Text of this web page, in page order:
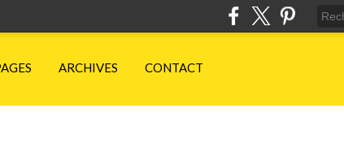
ARCHIVES CONTACT